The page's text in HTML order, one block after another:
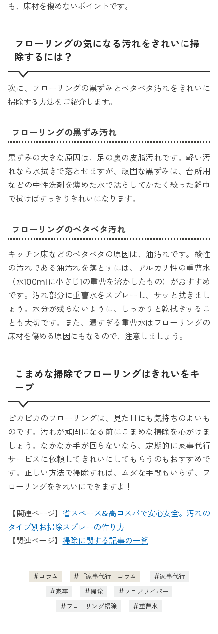
も、床材を傷めないポイントです。
フローリングの気になる汚れをきれいに掃
除するには？
次に、フローリングの黒ずみとベタベタ汚れをきれいに
掃除する方法をご紹介します。
フローリングの黒ずみ汚れ
黒ずみの大きな原因は、足の裏の皮脂汚れです。軽い汚
れなら水拭きで落とせますが、頑固な黒ずみは、台所用
などの中性洗剤を薄めた水で濡らしてかたく絞った雑巾
で拭けばすっきりきれいになります。
フローリングのベタベタ汚れ
キッチン床などのベタベタの原因は、油汚れです。酸性
の汚れである油汚れを落とすには、アルカリ性の重曹水
（水100mlに小さじ1の重曹を溶かしたもの）がおすすめ
です。汚れ部分に重曹水をスプレーし、サッと拭きまし
ょう。水分が残らないように、しっかりと乾拭きするこ
とも大切です。また、濃すぎる重曹水はフローリングの
床材を傷める原因にもなるので、注意しましょう。
こまめな掃除でフローリングはきれいをキ
ープ
ピカピカのフローリングは、見た目にも気持ちのよいも
のです。汚れが頑固になる前にこまめな掃除を心がけま
しょう。なかなか手が回らないなら、定期的に家事代行
サービスに依頼してきれいにしてもらうのもおすすめで
す。正しい方法で掃除すれば、ムダな手間もいらず、フ
ローリングをきれいにできますよ！
【関連ページ】省スペース&高コスパで安心安全。汚れの
タイプ別お掃除スプレーの作り方
【関連ページ】 掃除に関する記事の一覧
コラム 「家事代行」コラム
家事代行
家事
掃除
フロアワイパー
フローリング掃除
重曹水